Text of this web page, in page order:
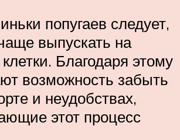
попугаев следует,
выпускать на
Благодаря этому
возможность забыть
и неудобствах,
этот процесс